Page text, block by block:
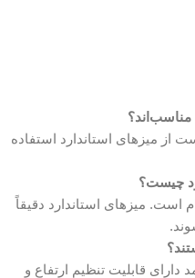
مناسب‌اند؟
از میزهای استاندارد استفاده
چیست؟
است. میزهای استاندارد دقیقاً
قابلیت تنظیم ارتفاع و